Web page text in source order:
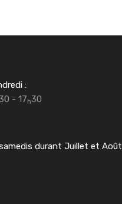
:
- 17h30
durant Juillet et Août